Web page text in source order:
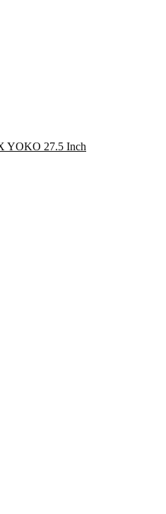
YOKO 27.5 Inch